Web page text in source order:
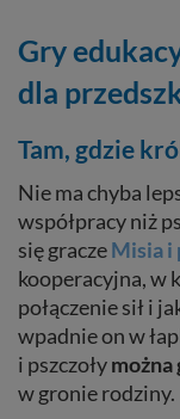
Gry
dla
Tam, gdzie
Nie ma chyba
współpracy niż
się graczeMisia i
kooperacyjna, w
połączenie sił i
wpadnie on w
i pszczołymożna
w gronie rodziny.